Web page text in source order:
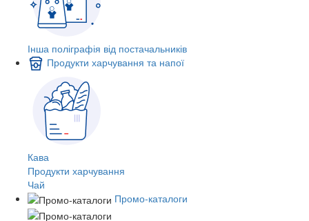
Інша поліграфія від постачальників
Продукти харчування та напої
Кава
Продукти харчування
Чай
Промо-каталоги